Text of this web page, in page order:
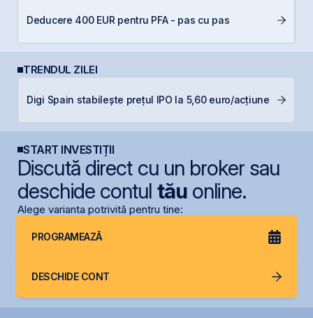
Deducere 400 EUR pentru PFA - pas cu pas
TRENDUL ZILEI
Digi Spain stabilește prețul IPO la 5,60 euro/acțiune
START INVESTIȚII
Discută direct cu un broker sau
deschide contul tăuonline.
Alege varianta potrivită pentru tine:
PROGRAMEAZĂ
DESCHIDE CONT